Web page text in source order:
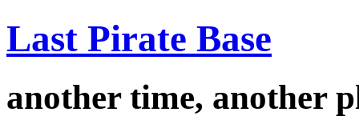
Last Pirate Base
another time, another